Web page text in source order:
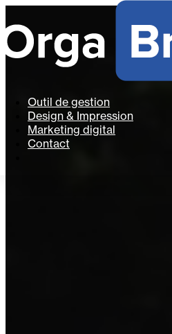
Outil de gestion
Design & Impression
Marketing digital
Contact